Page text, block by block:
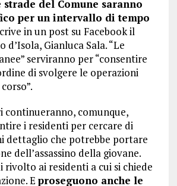
del Comune saranno
per un intervallo di tempo
in un post su Facebook il
d’Isola, Gianluca Sala. “Le
serviranno per “consentire
di svolgere le operazioni
continueranno, comunque,
i residenti per cercare di
dettaglio che potrebbe portare
dell’assassino della giovane.
rivolto ai residenti a cui si chiede
E proseguono anche le